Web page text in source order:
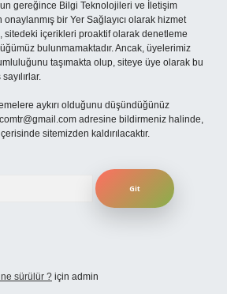
gereğince Bilgi Teknolojileri ve İletişim
onaylanmış bir Yer Sağlayıcı olarak hizmet
sitedeki içerikleri proaktif olarak denetleme
bulunmamaktadır. Ancak, üyelerimiz
taşımakta olup, siteye üye olarak bu
aykırı olduğunu düşündüğünüz
adresine bildirmeniz halinde,
sitemizden kaldırılacaktır.
sürülür ? için admin